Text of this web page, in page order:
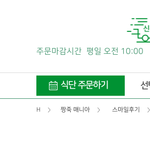
주문마감시간 평일 오전 10:00
식단 주문하기 선
H 짱죽 매니아 스마일후기